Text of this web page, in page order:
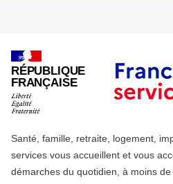
RÉPUBLIQUE
FRANÇAISE
Santé, famille, retraite, logement,
services vous accueillent et vous
démarches du quotidien, à moins